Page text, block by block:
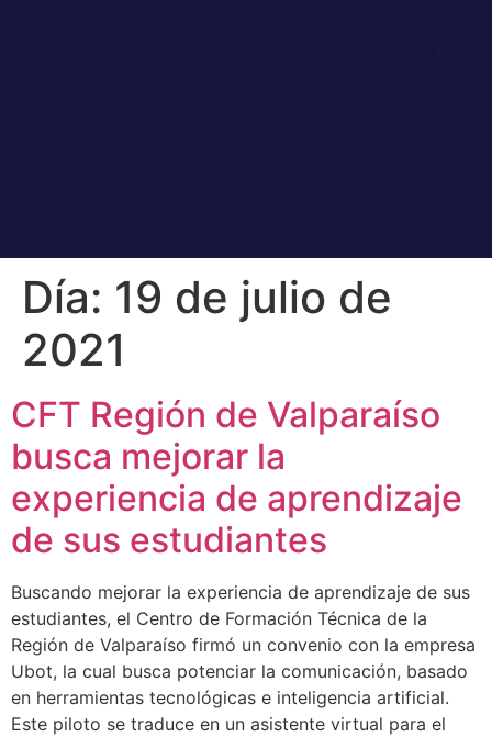
Día: 19 de julio de
2021
CFT Región de Valparaíso
busca mejorar la
experiencia de aprendizaje
de sus estudiantes
Buscando mejorar la experiencia de aprendizaje de sus
estudiantes, el Centro de Formación Técnica de la
Región de Valparaíso firmó un convenio con la empresa
Ubot, la cual busca potenciar la comunicación, basado
en herramientas tecnológicas e inteligencia artificial.
Este piloto se traduce en un asistente virtual para el